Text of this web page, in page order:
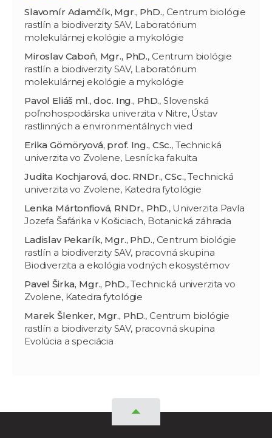
Slavomír Adamčík, Mgr., PhD., Centrum biológie
rastlín a biodiverzity SAV, Laboratórium
molekulárnej ekológie a mykológie
Miroslav Caboň, Mgr., PhD., Centrum biológie
rastlín a biodiverzity SAV, Laboratórium
molekulárnej ekológie a mykológie
Pavol Eliáš ml., doc. Ing., PhD., Slovenská
poľnohospodárska univerzita v Nitre, Ústav
rastlinných a environmentálnych vied
Erika Gömöryová, prof. Ing., CSc., Technická
univerzita vo Zvolene, Lesnícka fakulta
Judita Kochjarová, doc. RNDr., CSc., Technická
univerzita vo Zvolene, Katedra fytológie
Lenka Mártonfiová, RNDr., PhD., Univerzita Pavla
Jozefa Šafárika v Košiciach, Botanická záhrada
Ladislav Pekarík, Mgr., PhD., Centrum biológie
rastlín a biodiverzity SAV, pracovná skupina
Biodiverzita a ekológia vodných ekosystémov
Pavel Širka, Mgr., PhD., Technická univerzita vo
Zvolene, Katedra fytológie
Marek Šlenker, Mgr., PhD., Centrum biológie
rastlín a biodiverzity SAV, pracovná skupina
Evolúcia a speciácia